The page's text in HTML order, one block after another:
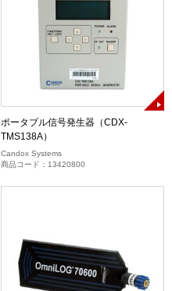
ポータブル信号発生器（CDX-
TMS138A）
Candox Systems
商品コード：13420800